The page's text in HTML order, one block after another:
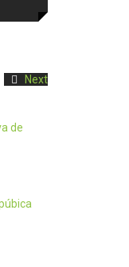
Next